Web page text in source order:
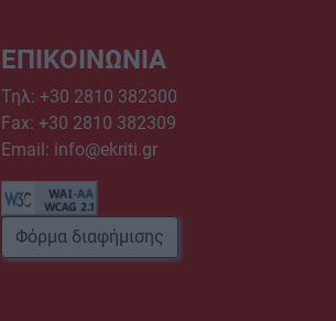
ΕΠΙΚΟΙΝΩΝΙΑ
Τηλ: +30 2810 382300
Fax: +30 2810 382309
Email: info@ekriti.gr
Φόρμα διαφήμισης